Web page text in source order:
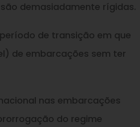
demasiadamente rígidas.
de transição em que
de embarcações sem ter
nas embarcações
do regime